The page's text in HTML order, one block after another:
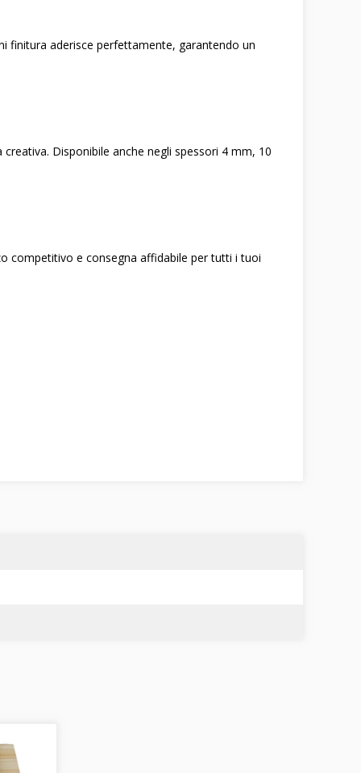
finitura aderisce perfettamente, garantendo un
Disponibile anche negli spessori 4 mm, 10
competitivo e consegna affidabile per tutti i tuoi